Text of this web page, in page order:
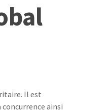
Il est
concurrence ainsi